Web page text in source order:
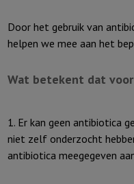
Door het gebruik van
helpen we mee aan het
Wat betekent dat
1. Er kan geen antibiotica
niet zelf onderzocht
antibiotica meegegeven